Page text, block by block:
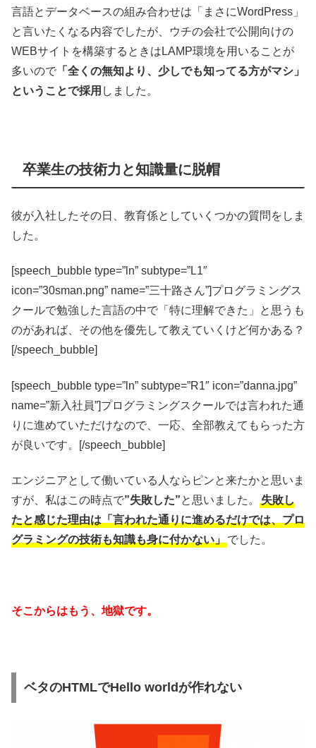
言語とデータベースの組み合わせは「まさにWordPress」
と言いたくなる内容でしたが、ウチの会社で公開向けの
WEBサイトを構築するときはLAMP環境を用いることが
多いので 「全くの無知より、少しでも知ってる方がマシ」
ということで採用 しました。
卒業生の技術力と知識量に脱帽
彼が入社したその日、教育係としていくつかの質問をしま
した。
[speech_bubble type=”ln” subtype=”L1″
icon=”30sman.png” name=”三十路さん”]プログラミングス
クールで勉強した言語の中で「特に理解できた」と思うも
のがあれば、その他を優先して教えていくけど何かある？
[/speech_bubble]
[speech_bubble type=”ln” subtype=”R1″ icon=”danna.jpg”
name=”新入社員”]プログラミングスクールでは言われた通
りに進めていただけなので、一応、全部教えてもらった方
が良いです。[/speech_bubble]
エンジニアとして働いている人ならピンと来たかと思いま
すが、私はこの時点で”失敗した”と思いました。
失敗し
たと感じた理由は「言われた通りに進めるだけでは、プロ
グラミングの技術も知識も身に付かない」
でした。
そこからはもう、地獄です。
ベタのHTMLでHello worldが作れない